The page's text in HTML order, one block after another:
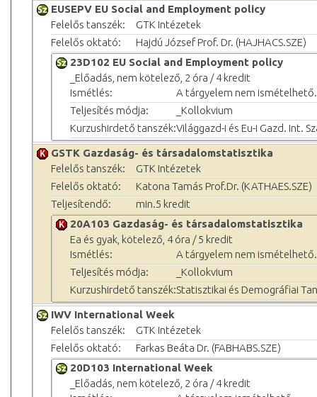
EUSEPV EU Social and Employment policy
Felelős tanszék:
GTK Intézetek
Felelős oktató:
Hajdú József Prof. Dr. (HAJHACS.SZE)
23D102 EU Social and Employment policy
_Előadás, nem kötelező, 2 óra / 4 kredit
Ismétlés:
A tárgyelem nem ismételhető.
Teljesítés módja:
_Kollokvium
Kurzushirdető tanszék:Világgazd-i és Eu-i Gazd. Int.
GSTK Gazdaság- és társadalomstatisztika
Felelős tanszék:
GTK Intézetek
Felelős oktató:
Katona Tamás Prof.Dr. (KATHAES.SZE)
Teljesítendő:
min.5 kredit
20A103 Gazdaság- és társadalomstatisztika
Ea és gyak, kötelező, 4 óra / 5 kredit
Ismétlés:
A tárgyelem nem ismételhető.
Teljesítés módja:
_Kollokvium
Kurzushirdető tanszék:Statisztikai és Demográfiai
IWV International Week
Felelős tanszék:
GTK Intézetek
Felelős oktató:
Farkas Beáta Dr. (FABHABS.SZE)
20D103 International Week
_Előadás, nem kötelező, 2 óra / 4 kredit